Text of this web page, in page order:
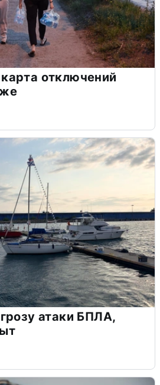
отключений
атаки БПЛА,